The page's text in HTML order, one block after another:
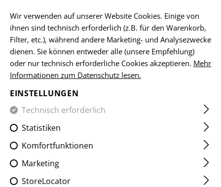
HOME SCHUSSWAFFENZUBEHÖR VORDERSCHÄFTE
AUG M-LOK HANDGUARD
Wir verwenden auf unserer Website Cookies. Einige von
ihnen sind technisch erforderlich (z.B. für den Warenkorb,
Filter, etc.), während andere Marketing- und Analysezwecke
dienen. Sie können entweder alle (unsere Empfehlung)
oder nur technisch erforderliche Cookies akzeptieren. Mehr
Informationen zum Datenschutz lesen.
EINSTELLUNGEN
Technisch erforderlich
Statistiken
Komfortfunktionen
Marketing
StoreLocator